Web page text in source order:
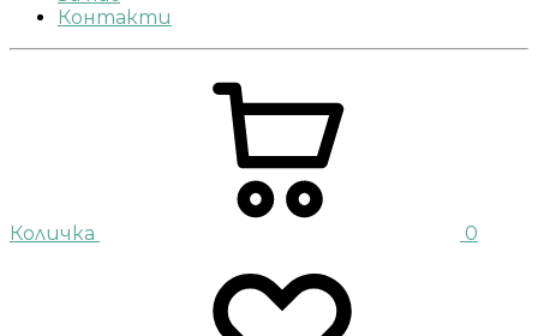
Контакти
Количка 0